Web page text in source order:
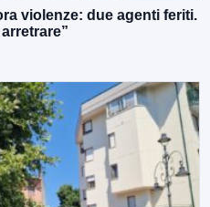
violenze: due agenti feriti.